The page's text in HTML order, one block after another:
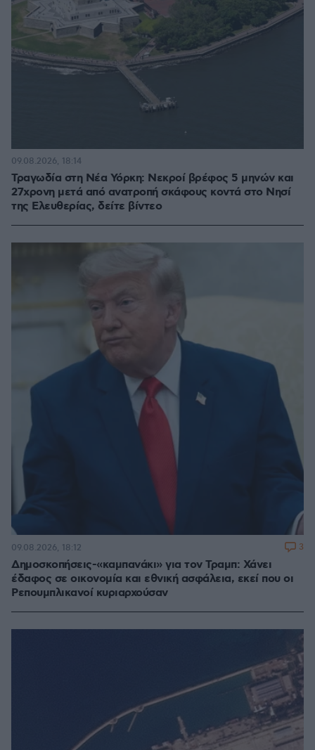
Τραγωδία στη Νέα Υόρκη: Νεκροί βρέφος 5 μηνών και
27χρονη μετά από ανατροπή σκάφους κοντά στο Νησί
της Ελευθερίας, δείτε βίντεο
09.08.2026, 18:14
Δημοσκοπήσεις-«καμπανάκι» για τον Τραμπ: Χάνει
έδαφος σε οικονομία και εθνική ασφάλεια, εκεί που οι
Ρεπουμπλικανοί κυριαρχούσαν
09.08.2026, 18:12 3